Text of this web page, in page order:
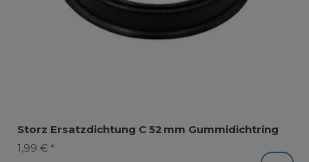
Storz Ersatzdichtung C 52 mm Gummidichtring
1,99 € *